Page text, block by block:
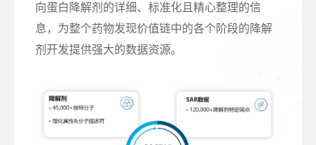
向蛋白降解剂的详细、标准化且精心整理的信
息，为整个药物发现价值链中的各个阶段的降解
剂开发提供强大的数据资源。